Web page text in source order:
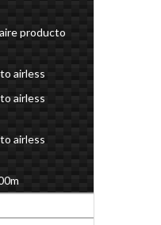
producto
airless
airless
airless